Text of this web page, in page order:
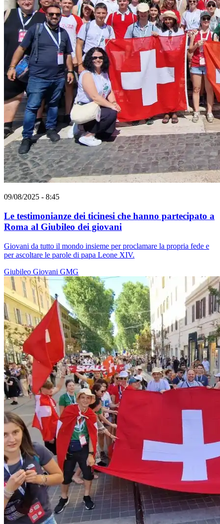
09/08/2025 - 8:45
Le testimonianze dei ticinesi che hanno partecipato a
Roma al Giubileo dei giovani
Giovani da tutto il mondo insieme per proclamare la propria fede e
per ascoltare le parole di papa Leone XIV.
Giubileo Giovani GMG